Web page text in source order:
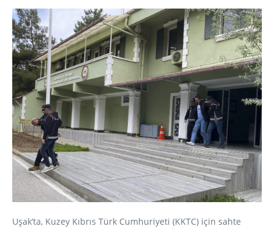
Uşak’ta, Kuzey Kıbrıs Türk Cumhuriyeti (KKTC) için sahte